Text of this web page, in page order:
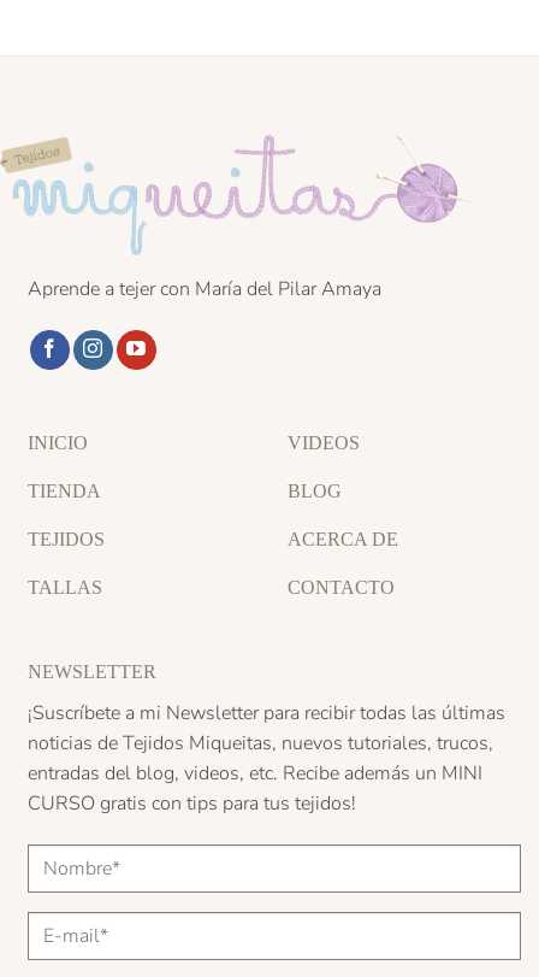
Aprende a tejer con María del Pilar Amaya
INICIO
TIENDA
TEJIDOS
TALLAS
VIDEOS
BLOG
ACERCA DE
CONTACTO
NEWSLETTER
¡Suscríbete a mi Newsletter para recibir todas las últimas
noticias de Tejidos Miqueitas, nuevos tutoriales, trucos,
entradas del blog, videos, etc. Recibe además un MINI
CURSO gratis con tips para tus tejidos!